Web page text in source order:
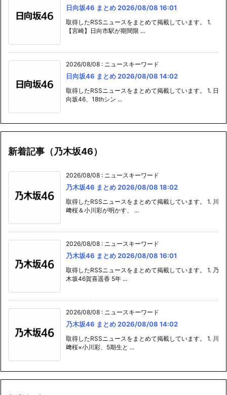
日向坂46 まとめ 2026/08/08 16:01
取得したRSSニュースをまとめて掲載しています。 1.
【宮崎】日向市駅が期間限 ...
2026/08/08 : ニュースキーワード
日向坂46 まとめ 2026/08/08 14:02
取得したRSSニュースをまとめて掲載しています。 1. 日
向坂46、18thシン ...
新着記事（乃木坂46）
2026/08/08 : ニュースキーワード
乃木坂46 まとめ 2026/08/08 18:02
取得したRSSニュースをまとめて掲載しています。 1. 川
﨑桜＆小川彩が明かす、 ...
2026/08/08 : ニュースキーワード
乃木坂46 まとめ 2026/08/08 16:01
取得したRSSニュースをまとめて掲載しています。 1. 乃
木坂46賀喜遥香 5年 ...
2026/08/08 : ニュースキーワード
乃木坂46 まとめ 2026/08/08 14:02
取得したRSSニュースをまとめて掲載しています。 1. 川
﨑桜×小川彩、5期生と ...